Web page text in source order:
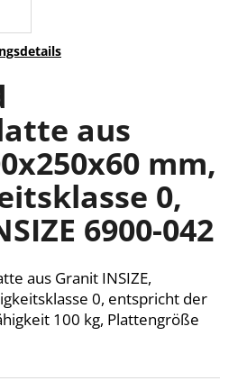
aus
mm,
0,
6900-042
aus Granit INSIZE,
0, entspricht der
100 kg, Plattengröße